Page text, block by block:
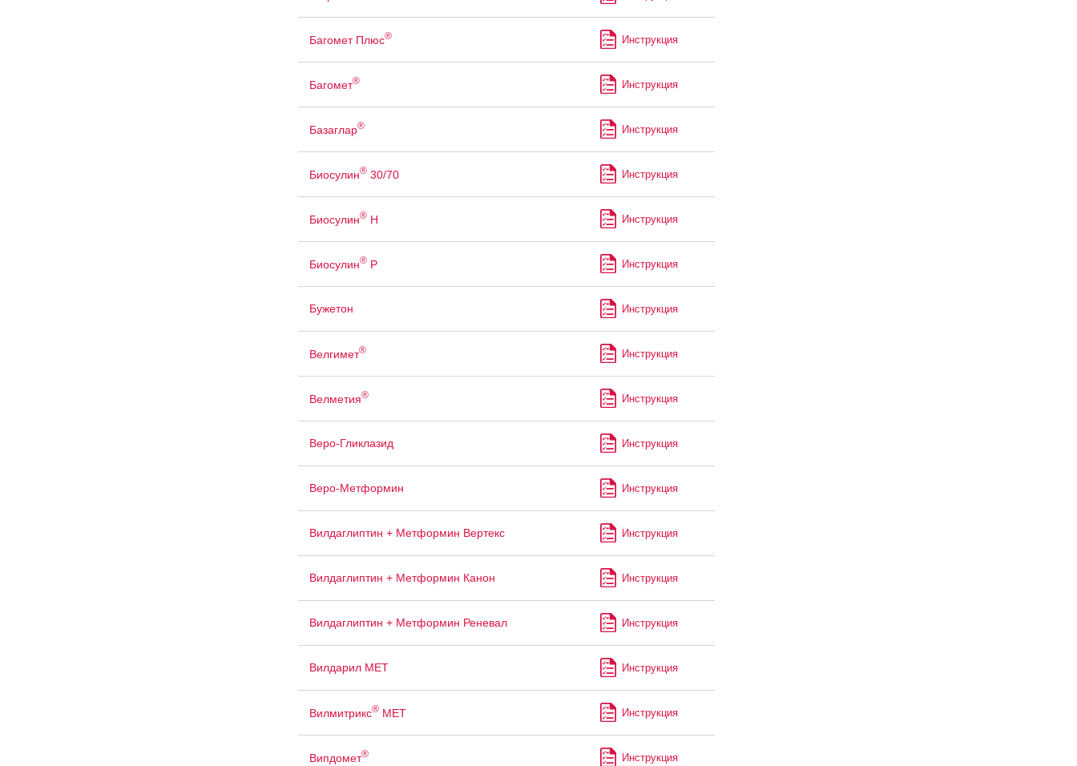
Багомет Плюс® Инструкция
Багомет® Инструкция
Базаглар® Инструкция
Биосулин®30/70 Инструкция
Биосулин®Н Инструкция
Биосулин®Р Инструкция
Бужетон Инструкция
Велгимет® Инструкция
Велметия® Инструкция
Веро-Гликлазид Инструкция
Веро-Метформин Инструкция
Вилдаглиптин + Метформин Вертекс Инструкция
Вилдаглиптин + Метформин Канон Инструкция
Вилдаглиптин + Метформин Реневал Инструкция
Вилдарил МЕТ Инструкция
Вилмитрикс®МЕТ Инструкция
Випдомет® Инструкция